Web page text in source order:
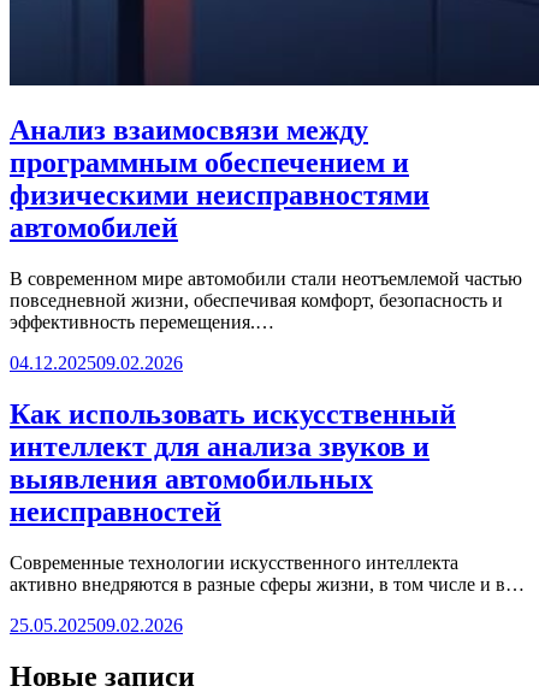
Анализ взаимосвязи между
программным обеспечением и
физическими неисправностями
автомобилей
В современном мире автомобили стали неотъемлемой частью
повседневной жизни, обеспечивая комфорт, безопасность и
эффективность перемещения.…
04.12.202509.02.2026
Как использовать искусственный
интеллект для анализа звуков и
выявления автомобильных
неисправностей
Современные технологии искусственного интеллекта
активно внедряются в разные сферы жизни, в том числе и в…
25.05.202509.02.2026
Новые записи